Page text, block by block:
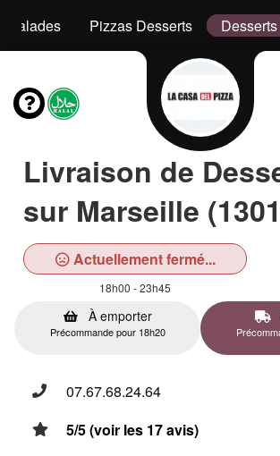
Salades Pizzas Desserts Desserts
Livraison de
sur Marseille
Actuellement fermé...
18h00 - 23h45
À emporter
Précommande pour 18h20
07.67.68.24.64
5/5 (voir les 17 avis)